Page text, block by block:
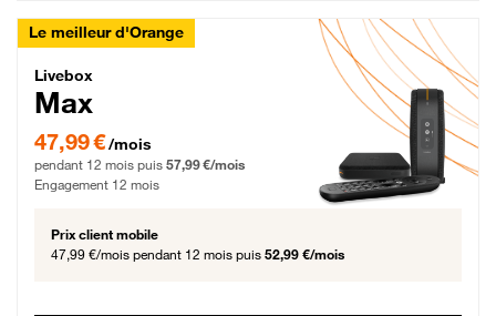
Le meilleur d'Orange
Livebox Max Fibre
Livebox
Max
47,99 € par mois pendant 12 mois puis 57,99 € par mois, Engagement 12 mois
47,99 €/mois
pendant 12 mois puis 57,99 €/mois
Engagement 12 mois
Prix client mobile
47,99 €/mois pendant 12 mois puis 52,99 €/mois